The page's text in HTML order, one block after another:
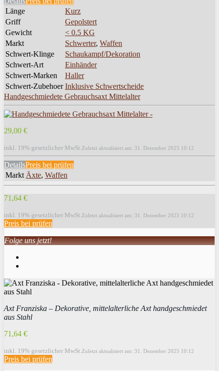
Länge
Kurz
Griff
Gepolstert
Gewicht
< 0.5 KG
Markt
Schwerter, Waffen
Schwert-Klinge
Schaukampf/Dekoration
Schwert-Art
Einhänder
Schwert-Marken
Haller
Schwert-Zubehoer Inklusive Schwertscheide
Handgeschmiedete Gebrauchsaxt Mittelalter
29,00 €
inkl. 19% gesetzlicher MwSt. Zuletzt aktualisiert am: 31. Dezember 2025 10:12
DetailsPreis bei prüfen
Markt Äxte, Waffen
71,64 €
inkl. 19% gesetzlicher MwSt. Zuletzt aktualisiert am: 31. Dezember 2025 10:12
Preis bei prüfen
Folge uns jetzt!
Axt Franziska – Dekorative, mittelalterliche Axt handgeschmiedet
aus Stahl
71,64 €
inkl. 19% gesetzlicher MwSt. Zuletzt aktualisiert am: 31. Dezember 2025 10:12
Preis bei prüfen